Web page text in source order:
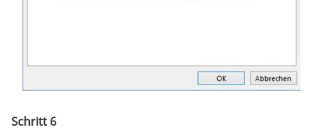
Schritt 6